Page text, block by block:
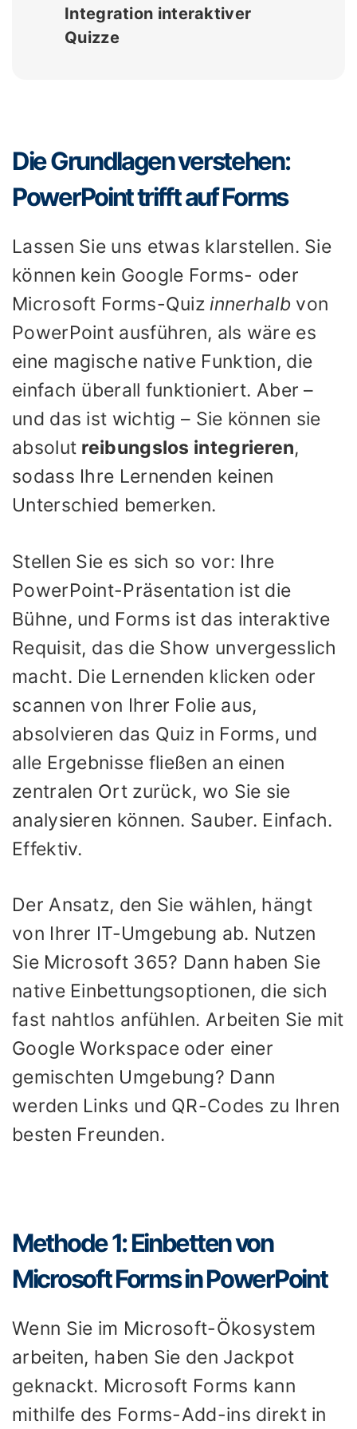
Integration interaktiver
Quizze
Die Grundlagen verstehen:
PowerPoint trifft auf Forms
Lassen Sie uns etwas klarstellen. Sie
können kein Google Forms- oder
Microsoft Forms-Quizinnerhalb von
PowerPoint ausführen, als wäre es
eine magische native Funktion, die
einfach überall funktioniert. Aber –
und das ist wichtig – Sie können sie
absolut reibungslos integrieren,
sodass Ihre Lernenden keinen
Unterschied bemerken.
Stellen Sie es sich so vor: Ihre
PowerPoint-Präsentation ist die
Bühne, und Forms ist das interaktive
Requisit, das die Show unvergesslich
macht. Die Lernenden klicken oder
scannen von Ihrer Folie aus,
absolvieren das Quiz in Forms, und
alle Ergebnisse fließen an einen
zentralen Ort zurück, wo Sie sie
analysieren können. Sauber. Einfach.
Effektiv.
Der Ansatz, den Sie wählen, hängt
von Ihrer IT-Umgebung ab. Nutzen
Sie Microsoft 365? Dann haben Sie
native Einbettungsoptionen, die sich
fast nahtlos anfühlen. Arbeiten Sie mit
Google Workspace oder einer
gemischten Umgebung? Dann
werden Links und QR-Codes zu Ihren
besten Freunden.
Methode 1: Einbetten von
Microsoft Forms in PowerPoint
Wenn Sie im Microsoft-Ökosystem
arbeiten, haben Sie den Jackpot
geknackt. Microsoft Forms kann
mithilfe des Forms-Add-ins direkt in